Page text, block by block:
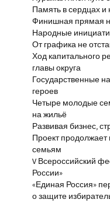
Память в сердцах и
Финишная прямая
Народные
От графика не
Ход капитального
главы округа
Государственные
героев
Четыре молодые
на жильё
Развивая бизнес,
Проект продолжает
семьям
V Всероссийский
России»
«Единая Россия»
о защите